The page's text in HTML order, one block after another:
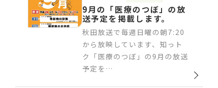
9月の「医療のつぼ」の放
送予定を掲載します。
秋田放送で毎週日曜の朝7:20
から放映しています、知っト
ク「医療のつぼ」の9月の放送
予定を…